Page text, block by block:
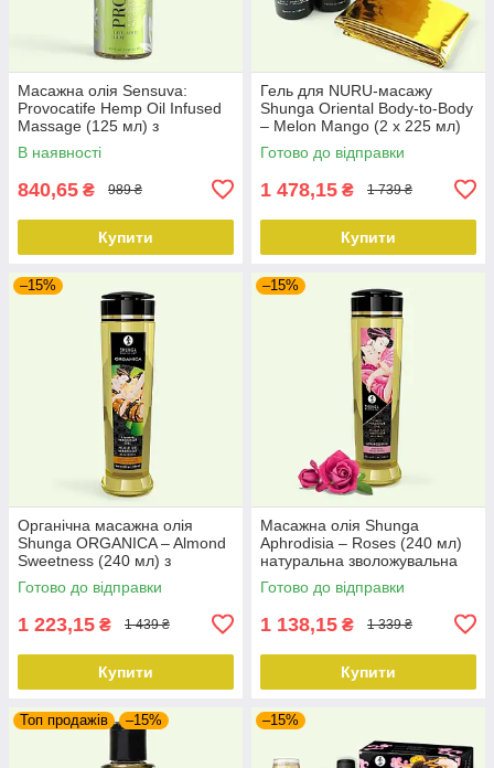
Масажна олія Sensuva:
Provocatife Hemp Oil Infused
Massage (125 мл) з
феромонами і олією
конопель
В наявності
840,65 ₴ 989 ₴
Купити
Гель для NURU-масажу
Shunga Oriental Body-to-Body
– Melon Mango (2 x 225 мл)
плюс простирадло
Готово до відправки
1 478,15 ₴ 1 739 ₴
Купити
–15%
Органічна масажна олія
Shunga ORGANICA – Almond
Sweetness (240 мл) з
вітаміном Е
Готово до відправки
1 223,15 ₴ 1 439 ₴
Купити
–15%
Масажна олія Shunga
Aphrodisia – Roses (240 мл)
натуральна зволожувальна
Готово до відправки
1 138,15 ₴ 1 339 ₴
Купити
Топ продажів –15% –15%